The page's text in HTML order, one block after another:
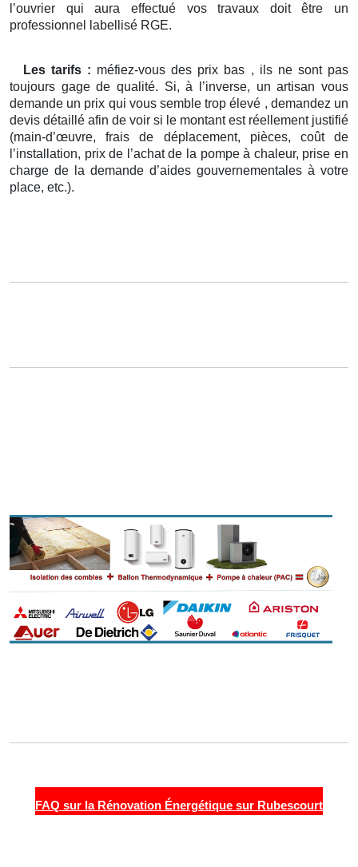
l’ouvrier qui aura effectué vos travaux doit être un
professionnel labellisé RGE.
Les tarifs : méfiez-vous des prix bas , ils ne sont pas
toujours gage de qualité. Si, à l’inverse, un artisan vous
demande un prix qui vous semble trop élevé , demandez un
devis détaillé afin de voir si le montant est réellement justifié
(main-d’œuvre, frais de déplacement, pièces, coût de
l’installation, prix de l’achat de la pompe à chaleur, prise en
charge de la demande d’aides gouvernementales à votre
place, etc.).
FAQ sur la Rénovation Énergétique sur Rubescourt